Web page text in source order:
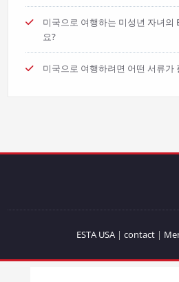
미국으로 여행하는 미성년 자녀의
요?
미국으로 여행하려면 어떤 서류가
ESTA USA| contact|